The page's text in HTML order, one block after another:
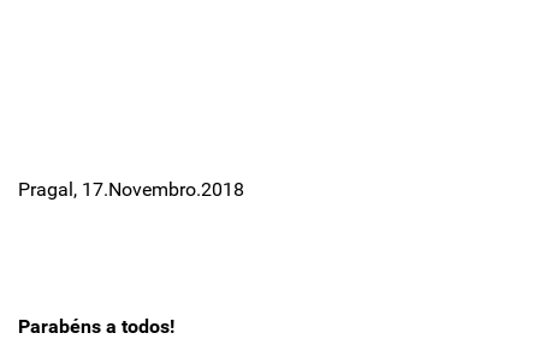
Pragal, 17.Novembro.2018
Parabéns a todos!